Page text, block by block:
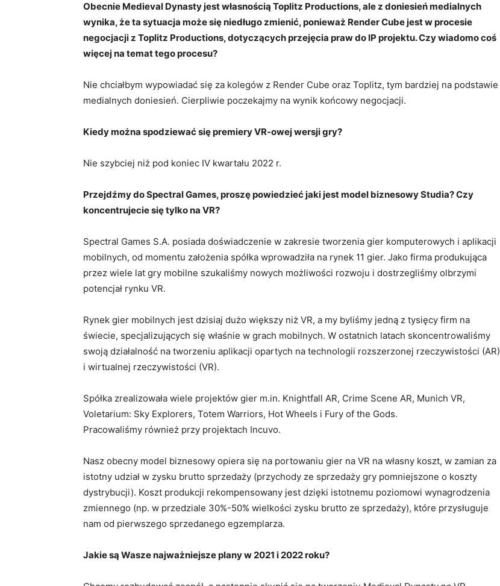
Obecnie Medieval Dynasty jest własnością Toplitz Productions, ale z doniesień medialnych
wynika, że ta sytuacja może się niedługo zmienić, ponieważ Render Cube jest w procesie
negocjacji z Toplitz Productions, dotyczących przejęcia praw do IP projektu. Czy wiadomo coś
więcej na temat tego procesu?
Nie chciałbym wypowiadać się za kolegów z Render Cube oraz Toplitz, tym bardziej na podstawie
medialnych doniesień. Cierpliwie poczekajmy na wynik końcowy negocjacji.
Kiedy można spodziewać się premiery VR-owej wersji gry?
Nie szybciej niż pod koniec IV kwartału 2022 r.
Przejdźmy do Spectral Games, proszę powiedzieć jaki jest model biznesowy Studia? Czy
koncentrujecie się tylko na VR?
Spectral Games S.A. posiada doświadczenie w zakresie tworzenia gier komputerowych i aplikacji
mobilnych, od momentu założenia spółka wprowadziła na rynek 11 gier. Jako firma produkująca
przez wiele lat gry mobilne szukaliśmy nowych możliwości rozwoju i dostrzegliśmy olbrzymi
potencjał rynku VR.
Rynek gier mobilnych jest dzisiaj dużo większy niż VR, a my byliśmy jedną z tysięcy firm na
świecie, specjalizujących się właśnie w grach mobilnych. W ostatnich latach skoncentrowaliśmy
swoją działalność na tworzeniu aplikacji opartych na technologii rozszerzonej rzeczywistości (AR)
i wirtualnej rzeczywistości (VR).
Spółka zrealizowała wiele projektów gier m.in. Knightfall AR, Crime Scene AR, Munich VR,
Voletarium: Sky Explorers, Totem Warriors, Hot Wheels i Fury of the Gods.
Pracowaliśmy również przy projektach Incuvo.
Nasz obecny model biznesowy opiera się na portowaniu gier na VR na własny koszt, w zamian za
istotny udział w zysku brutto sprzedaży (przychody ze sprzedaży gry pomniejszone o koszty
dystrybucji). Koszt produkcji rekompensowany jest dzięki istotnemu poziomowi wynagrodzenia
zmiennego (np. w przedziale 30%-50% wielkości zysku brutto ze sprzedaży), które przysługuje
nam od pierwszego sprzedanego egzemplarza.
Jakie są Wasze najważniejsze plany w 2021 i 2022 roku?